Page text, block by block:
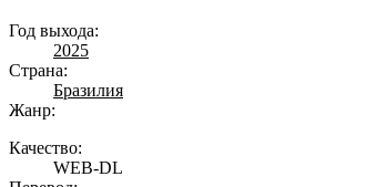
Год выхода:
2025
Страна:
Бразилия
Жанр:
Качество:
WEB-DL